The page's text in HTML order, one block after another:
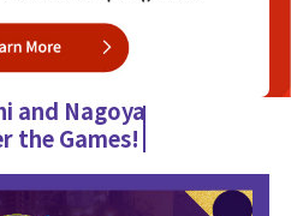
and Nagoya
the Games!